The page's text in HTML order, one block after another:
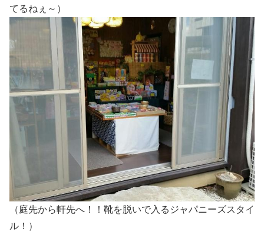
てるねぇ～）
（庭先から軒先へ！！靴を脱いで入るジャパニーズスタイ
ル！）